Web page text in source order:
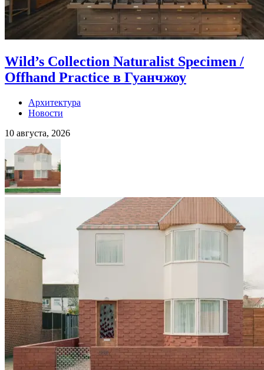
Wild’s Collection Naturalist Specimen /
Offhand Practice в Гуанчжоу
Архитектура
Новости
10 августа, 2026